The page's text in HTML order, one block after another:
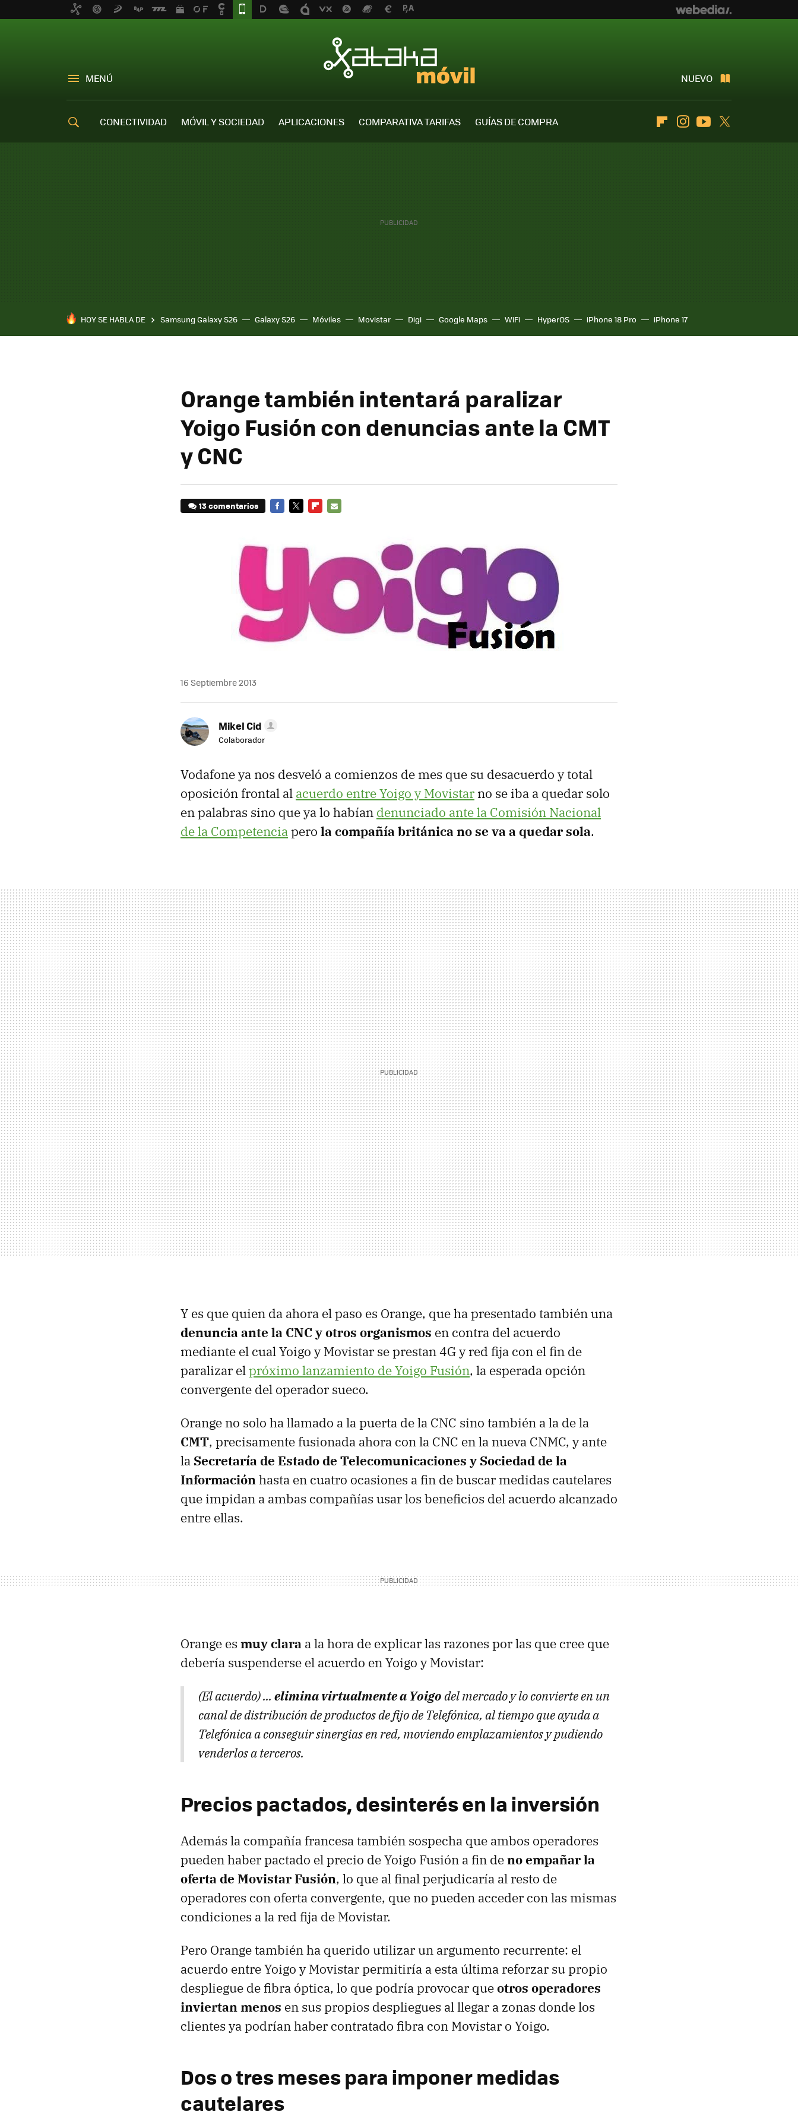
MENÚ NUEVO
CONECTIVIDAD MÓVIL Y SOCIEDAD APLICACIONES COMPARATIVA TARIFAS
GUÍAS DE COMPRA
FlipboardInstagramYoutube
HOY SE HABLA DE Samsung Galaxy S26 Galaxy S26 Móviles Movistar Digi Google Maps WiFi HyperOS iPhone 18 Pro iPhone 17
Orange también intentará paralizar
Yoigo Fusión con denuncias ante la CMT
y CNC
13 comentarios
16 Septiembre 2013
Mikel Cid
Colaborador
Vodafone ya nos desveló a comienzos de mes que su desacuerdo y total
oposición frontal al acuerdo entre Yoigo y Movistar no se iba a quedar solo
en palabras sino que ya lo habían denunciado ante la Comisión Nacional
de la Competenciapero la compañía británica no se va a quedar sola.
Y es que quien da ahora el paso es Orange, que ha presentado también una
denuncia ante la CNC y otros organismos en contra del acuerdo
mediante el cual Yoigo y Movistar se prestan 4G y red fija con el fin de
paralizar elpróximo lanzamiento de Yoigo Fusión, la esperada opción
convergente del operador sueco.
Orange no solo ha llamado a la puerta de la CNC sino también a la de la
CMT, precisamente fusionada ahora con la CNC en la nueva CNMC, y ante
la Secretaría de Estado de Telecomunicaciones y Sociedad de la
Informaciónhasta en cuatro ocasiones a fin de buscar medidas cautelares
que impidan a ambas compañías usar los beneficios del acuerdo alcanzado
entre ellas.
Orange es muy clara a la hora de explicar las razones por las que cree que
debería suspenderse el acuerdo en Yoigo y Movistar:
(El acuerdo) ... elimina virtualmente a Yoigodel mercado y lo convierte en un
canal de distribución de productos de fijo de Telefónica, al tiempo que ayuda a
Telefónica a conseguir sinergias en red, moviendo emplazamientos y pudiendo
venderlos a terceros.
Precios pactados, desinterés en la inversión
Además la compañía francesa también sospecha que ambos operadores
pueden haber pactado el precio de Yoigo Fusión a fin deno empañar la
oferta de Movistar Fusión, lo que al final perjudicaría al resto de
operadores con oferta convergente, que no pueden acceder con las mismas
condiciones a la red fija de Movistar.
Pero Orange también ha querido utilizar un argumento recurrente: el
acuerdo entre Yoigo y Movistar permitiría a esta última reforzar su propio
despliegue de fibra óptica, lo que podría provocar queotros operadores
inviertan menos en sus propios despliegues al llegar a zonas donde los
clientes ya podrían haber contratado fibra con Movistar o Yoigo.
Dos o tres meses para imponer medidas
cautelares